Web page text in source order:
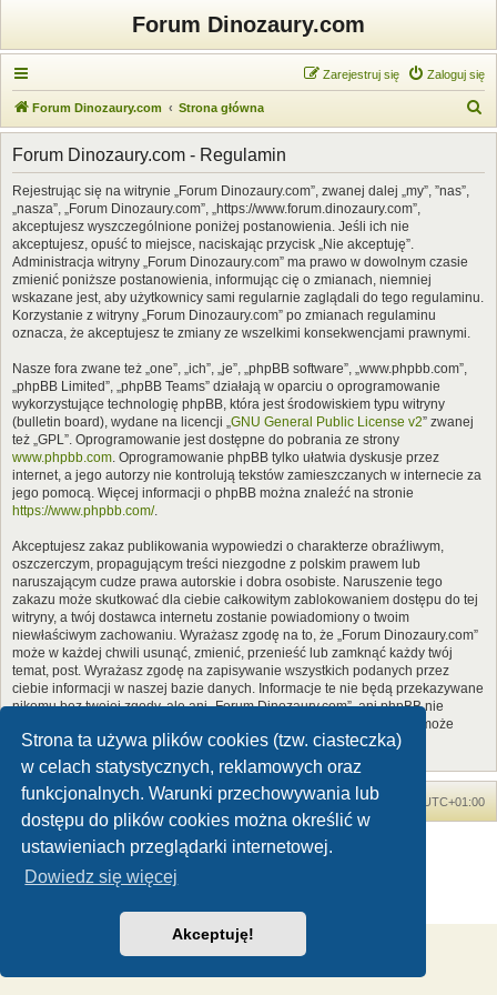
Strona ta używa plików cookies (tzw. ciasteczka)
w celach statystycznych, reklamowych oraz
funkcjonalnych. Warunki przechowywania lub
dostępu do plików cookies można określić w
ustawieniach przeglądarki internetowej.
Dowiedz się więcej
Akceptuję!
Forum Dinozaury.com
Zaloguj się
Zarejestruj się
Forum Dinozaury.com Strona główna
z
Forum Dinozaury.com - Regulamin
Rejestrując się na witrynie „Forum Dinozaury.com”, zwanej dalej „my”, ”nas”,
„nasza”, „Forum Dinozaury.com”, „https://www.forum.dinozaury.com”,
akceptujesz wyszczególnione poniżej postanowienia. Jeśli ich nie
akceptujesz, opuść to miejsce, naciskając przycisk „Nie akceptuję”.
Administracja witryny „Forum Dinozaury.com” ma prawo w dowolnym czasie
zmienić poniższe postanowienia, informując cię o zmianach, niemniej
wskazane jest, aby użytkownicy sami regularnie zaglądali do tego regulaminu.
Korzystanie z witryny „Forum Dinozaury.com” po zmianach regulaminu
oznacza, że akceptujesz te zmiany ze wszelkimi konsekwencjami prawnymi.
Nasze fora zwane też „one”, „ich”, „je”, „phpBB software”, „www.phpbb.com”,
„phpBB Limited”, „phpBB Teams” działają w oparciu o oprogramowanie
wykorzystujące technologię phpBB, która jest środowiskiem typu witryny
(bulletin board), wydane na licencji „GNU General Public License v2” zwanej
też „GPL”. Oprogramowanie jest dostępne do pobrania ze strony
www.phpbb.com. Oprogramowanie phpBB tylko ułatwia dyskusje przez
internet, a jego autorzy nie kontrolują tekstów zamieszczanych w internecie za
jego pomocą. Więcej informacji o phpBB można znaleźć na stronie
https://www.phpbb.com/.
Akceptujesz zakaz publikowania wypowiedzi o charakterze obraźliwym,
oszczerczym, propagującym treści niezgodne z polskim prawem lub
naruszającym cudze prawa autorskie i dobra osobiste. Naruszenie tego
zakazu może skutkować dla ciebie całkowitym zablokowaniem dostępu do tej
witryny, a twój dostawca internetu zostanie powiadomiony o twoim
niewłaściwym zachowaniu. Wyrażasz zgodę na to, że „Forum Dinozaury.com”
może w każdej chwili usunąć, zmienić, przenieść lub zamknąć każdy twój
temat, post. Wyrażasz zgodę na zapisywanie wszystkich podanych przez
ciebie informacji w naszej bazie danych. Informacje te nie będą przekazywane
nikomu bez twojej zgody, ale ani „Forum Dinozaury.com”, ani phpBB nie
ponosi odpowiedzialności za włamania do witryny, podczas których może
dojść do kradzieży danych.
Forum Dinozaury.com Strona główna Strefa czasowa UTC+01:00
Dinozaury.com© 2006-2020
Polski pakiet językowy dostarcza